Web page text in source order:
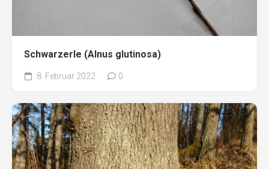
Schwarzerle (Alnus glutinosa)
8. Februar 2022 0